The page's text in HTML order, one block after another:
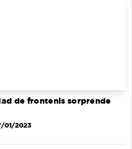
de frontenis sorprende
01/2023